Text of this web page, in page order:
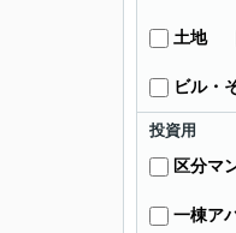
土地
ビル・
投資用
区分マ
一棟ア